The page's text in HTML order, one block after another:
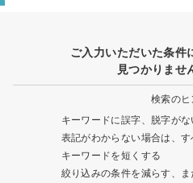
ご入力いただいた条件
見つかりませ
検索のヒ
キーワードに誤字、脱字が
表記がわからない場合は、
キーワードを短くする
絞り込みの条件を減らす、